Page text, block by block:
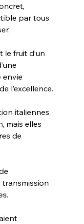
par tous
fruit d’un
envie
l’excellence.
italiennes
mais elles
de